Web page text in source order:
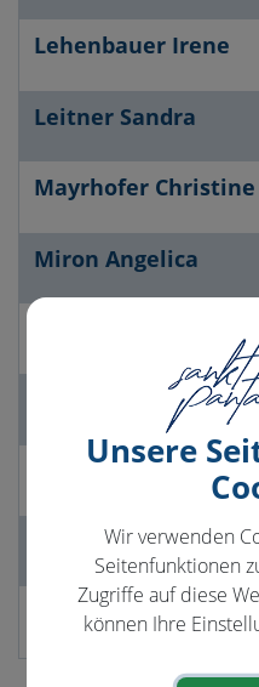
Lehenbauer Irene
Leitner Sandra
Mayrhofer Christine
Miron Angelica
Riepl Magdalena
Schützenhofer
Stoiber Bettina
Wirtl Irina
Unsere
Wir verwenden
Seitenfunktionen
Zugriffe auf diese
können Ihre